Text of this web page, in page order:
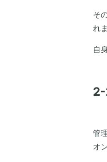
そ
れ
自
管
オ